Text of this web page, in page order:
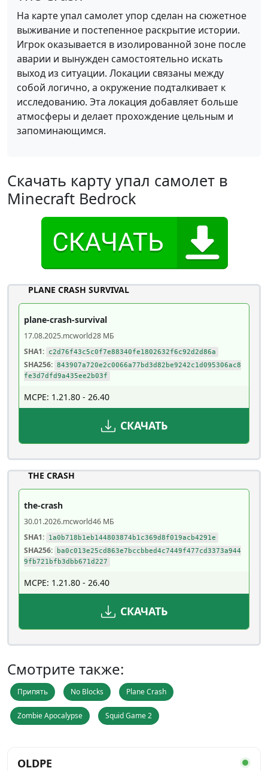
На карте упал самолет упор сделан на сюжетное
выживание и постепенное раскрытие истории.
Игрок оказывается в изолированной зоне после
аварии и вынужден самостоятельно искать
выход из ситуации. Локации связаны между
собой логично, а окружение подталкивает к
исследованию. Эта локация добавляет больше
атмосферы и делает прохождение цельным и
запоминающимся.
Скачать карту упал самолет в
Minecraft Bedrock
PLANE CRASH SURVIVAL
plane-crash-survival
17.08.2025.mcworld28 МБ
SHA1:
c2d76f43c5c0f7e88340fe1802632f6c92d2d86a
SHA256: 843907a720e2c0066a77bd3d82be9242c1d095306ac8
fe3d7dfd9a435ee2b03f
MCPE: 1.21.80 - 26.40
СКАЧАТЬ
THE CRASH
the-crash
30.01.2026.mcworld46 МБ
SHA1:
1a0b718b1eb144803874b1c369d8f019acb4291e
SHA256:
ba0c013e25cd863e7bccbbed4c7449f477cd3373a944
9fb721bfb3dbb671d227
MCPE: 1.21.80 - 26.40
СКАЧАТЬ
Смотрите также:
Припять No Blocks Plane Crash
Zombie Apocalypse Squid Game 2
OLDPE